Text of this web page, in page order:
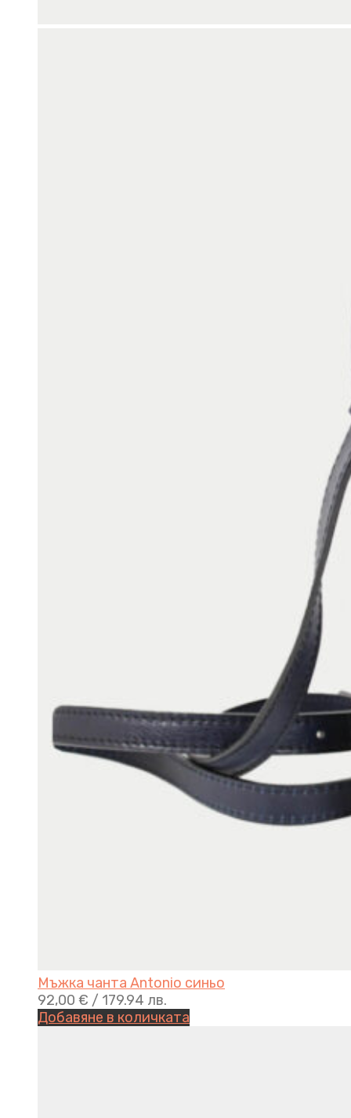
Мъжка чанта Antonio синьо
92,00 € / 179.94 лв.
Добавяне в количката